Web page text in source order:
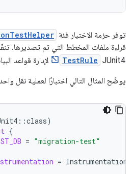
توفر حزمة الاختبار فئة
قراءة ملفات المخطط التي تم تصديرها.
JUnit4
TestRule
لإدارة قواعد
يوضّح المثال التالي اختبارًا لعملية نقل
::class)
{
= "migration-test"
=